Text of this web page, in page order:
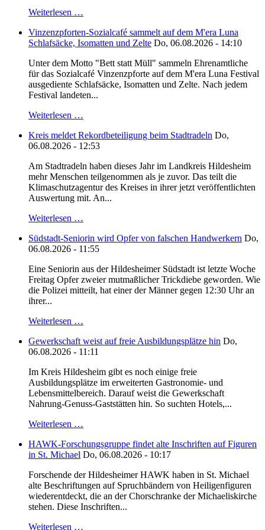
Weiterlesen …
Vinzenzpforten-Sozialcafé sammelt auf dem M'era Luna
Schlafsäcke, Isomatten und Zelte Do, 06.08.2026 - 14:10
Unter dem Motto "Bett statt Müll" sammeln Ehrenamtliche
für das Sozialcafé Vinzenzpforte auf dem M'era Luna Festival
ausgediente Schlafsäcke, Isomatten und Zelte. Nach jedem
Festival landeten...
Weiterlesen …
Kreis meldet Rekordbeteiligung beim Stadtradeln Do,
06.08.2026 - 12:53
Am Stadtradeln haben dieses Jahr im Landkreis Hildesheim
mehr Menschen teilgenommen als je zuvor. Das teilt die
Klimaschutzagentur des Kreises in ihrer jetzt veröffentlichten
Auswertung mit. An...
Weiterlesen …
Südstadt-Seniorin wird Opfer von falschen Handwerkern Do,
06.08.2026 - 11:55
Eine Seniorin aus der Hildesheimer Südstadt ist letzte Woche
Freitag Opfer zweier mutmaßlicher Trickdiebe geworden. Wie
die Polizei mitteilt, hat einer der Männer gegen 12:30 Uhr an
ihrer...
Weiterlesen …
Gewerkschaft weist auf freie Ausbildungsplätze hin Do,
06.08.2026 - 11:11
Im Kreis Hildesheim gibt es noch einige freie
Ausbildungsplätze im erweiterten Gastronomie- und
Lebensmittelbereich. Darauf weist die Gewerkschaft
Nahrung-Genuss-Gaststätten hin. So suchten Hotels,...
Weiterlesen …
HAWK-Forschungsgruppe findet alte Inschriften auf Figuren
in St. Michael Do, 06.08.2026 - 10:17
Forschende der Hildesheimer HAWK haben in St. Michael
alte Beschriftungen auf Spruchbändern von Heiligenfiguren
wiederentdeckt, die an der Chorschranke der Michaeliskirche
stehen. Diese Inschriften...
Weiterlesen …